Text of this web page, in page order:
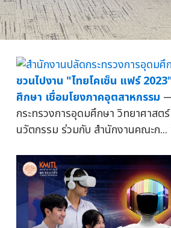
ชวนไปงาน "ไทยโคเซ็น แฟร์
ศึกษา เชื่อมโยงภาคอุตสาหกรรม
กระทรวงการอุดมศึกษา วิทยาศาสต
นวัตกรรม ร่วมกับ สำนักงานคณะก...